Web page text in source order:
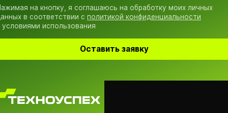
на кнопку, я соглашаюсь на обработку моих личных
в соответствии с политикой конфиденциальности
условиями использования
Оставить заявку